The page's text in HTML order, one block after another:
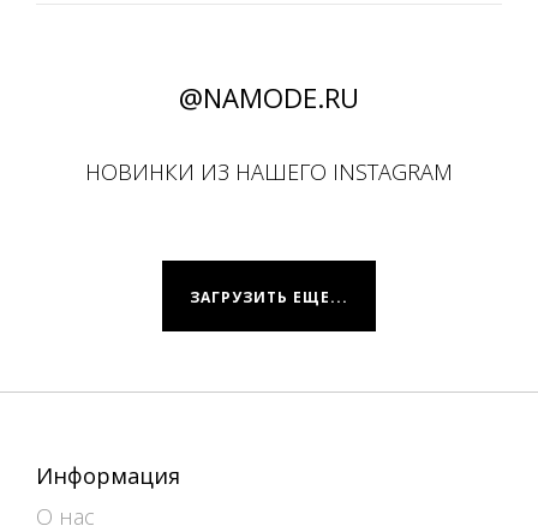
@NAMODE.RU
НОВИНКИ ИЗ НАШЕГО INSTAGRAM
ЗАГРУЗИТЬ ЕЩЕ...
Информация
О нас